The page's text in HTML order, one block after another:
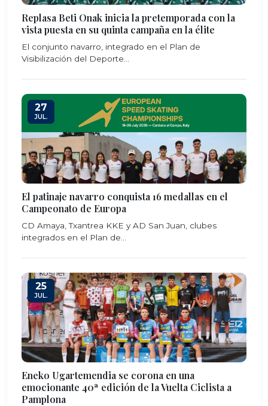
Replasa Beti Onak inicia la pretemporada con la
vista puesta en su quinta campaña en la élite
El conjunto navarro, integrado en el Plan de
Visibilización del Deporte...
27
JUL.
El patinaje navarro conquista 16 medallas en el
Campeonato de Europa
CD Amaya, Txantrea KKE y AD San Juan, clubes
integrados en el Plan de...
25
JUL.
Eneko Ugartemendia se corona en una
emocionante 40ª edición de la Vuelta Ciclista a
Pamplona